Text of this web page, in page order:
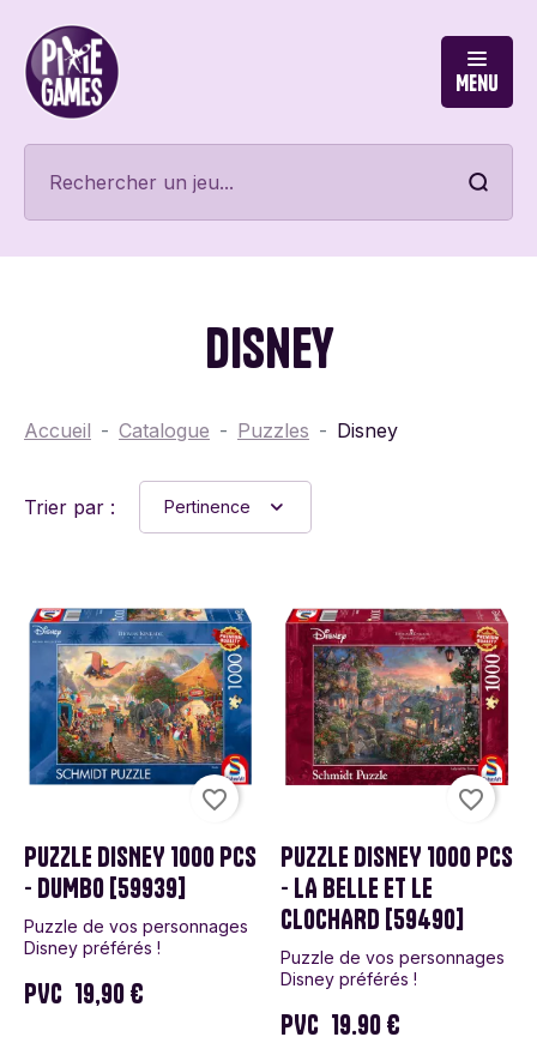
Menu
Disney
Accueil Catalogue Puzzles Disney
Trier par : Pertinence
PUZZLE DISNEY 1000 PCS
- DUMBO [59939]
Puzzle de vos personnages
Disney préférés !
PVC 19,90 €
favorite_border
PUZZLE DISNEY 1000 PCS
- LA BELLE ET LE
CLOCHARD [59490]
Puzzle de vos personnages
Disney préférés !
PVC 19.90 €
favorite_border